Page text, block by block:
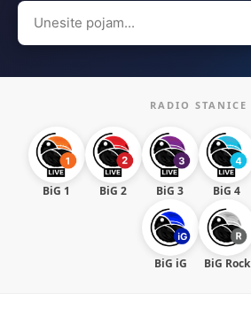
Search
for:
RADIO STANICE
BiG 1 BiG 2 BiG 3 BiG 4
BiG iG BiG Rock